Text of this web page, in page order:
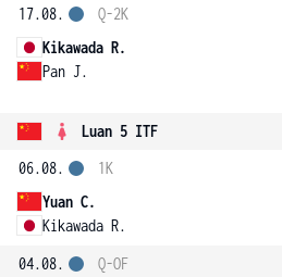
17.08.
Kikawada R.
Pan J.
Q-2K
Luan 5 ITF
06.08.
Yuan C.
Kikawada R.
1K
04.08.
Q-OF